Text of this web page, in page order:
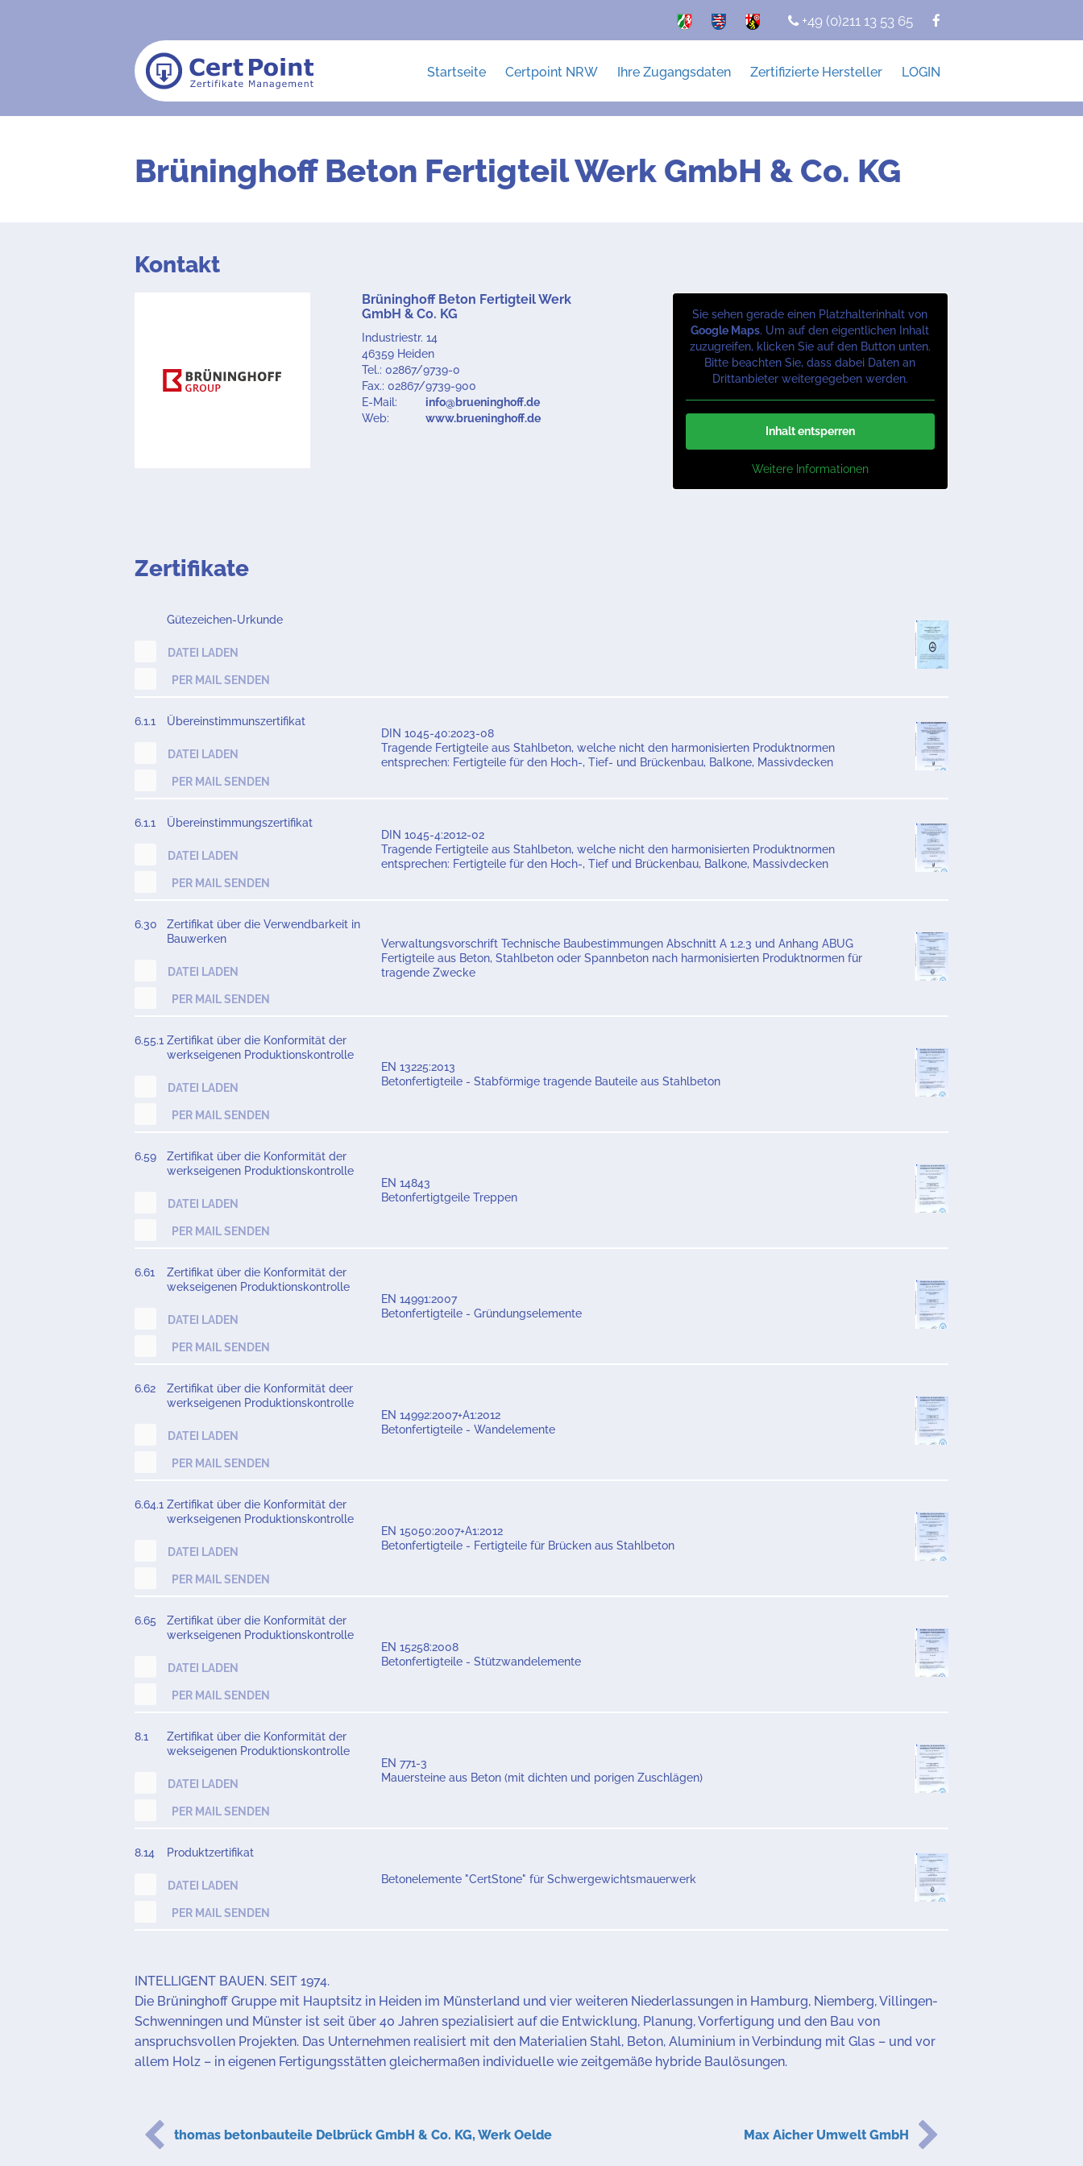
+49 (0)211 13 53 65
Startseite Certpoint NRW Ihre Zugangsdaten Zertifizierte Hersteller LOGIN
Brüninghoff Beton Fertigteil Werk GmbH & Co. KG
Kontakt
Brüninghoff Beton Fertigteil Werk
GmbH & Co. KG
Industriestr. 14
46359 Heiden
Tel.: 02867/9739-0
Fax.: 02867/9739-900
E-Mail:
info@brueninghoff.de
Web:
www.brueninghoff.de
Sie sehen gerade einen Platzhalterinhalt von
Google Maps. Um auf den eigentlichen Inhalt
zuzugreifen, klicken Sie auf den Button unten.
Bitte beachten Sie, dass dabei Daten an
Drittanbieter weitergegeben werden.
Inhalt entsperren
Weitere Informationen
Zertifikate
Gütezeichen-Urkunde
DATEI LADEN
PER MAIL SENDEN
6.1.1 Übereinstimmunszertifikat
DATEI LADEN
PER MAIL SENDEN
DIN 1045-40:2023-08
Tragende Fertigteile aus Stahlbeton, welche nicht den harmonisierten Produktnormen
entsprechen: Fertigteile für den Hoch-, Tief- und Brückenbau, Balkone, Massivdecken
6.1.1 Übereinstimmungszertifikat
DATEI LADEN
PER MAIL SENDEN
DIN 1045-4:2012-02
Tragende Fertigteile aus Stahlbeton, welche nicht den harmonisierten Produktnormen
entsprechen: Fertigteile für den Hoch-, Tief und Brückenbau, Balkone, Massivdecken
6.30
Zertifikat über die Verwendbarkeit in
Bauwerken
DATEI LADEN
PER MAIL SENDEN
Verwaltungsvorschrift Technische Baubestimmungen Abschnitt A 1.2.3 und Anhang ABUG
Fertigteile aus Beton, Stahlbeton oder Spannbeton nach harmonisierten Produktnormen für
tragende Zwecke
6.55.1 Zertifikat über die Konformität der
werkseigenen Produktionskontrolle
DATEI LADEN
PER MAIL SENDEN
EN 13225:2013
Betonfertigteile - Stabförmige tragende Bauteile aus Stahlbeton
6.59
Zertifikat über die Konformität der
werkseigenen Produktionskontrolle
DATEI LADEN
PER MAIL SENDEN
EN 14843
Betonfertigtgeile Treppen
6.61
Zertifikat über die Konformität der
wekseigenen Produktionskontrolle
DATEI LADEN
PER MAIL SENDEN
EN 14991:2007
Betonfertigteile - Gründungselemente
6.62
Zertifikat über die Konformität deer
werkseigenen Produktionskontrolle
DATEI LADEN
PER MAIL SENDEN
EN 14992:2007+A1:2012
Betonfertigteile - Wandelemente
6.64.1 Zertifikat über die Konformität der
werkseigenen Produktionskontrolle
DATEI LADEN
PER MAIL SENDEN
EN 15050:2007+A1:2012
Betonfertigteile - Fertigteile für Brücken aus Stahlbeton
6.65
Zertifikat über die Konformität der
werkseigenen Produktionskontrolle
DATEI LADEN
PER MAIL SENDEN
EN 15258:2008
Betonfertigteile - Stützwandelemente
8.1
Zertifikat über die Konformität der
wekseigenen Produktionskontrolle
DATEI LADEN
PER MAIL SENDEN
EN 771-3
Mauersteine aus Beton (mit dichten und porigen Zuschlägen)
8.14 Produktzertifikat
DATEI LADEN
PER MAIL SENDEN
Betonelemente "CertStone" für Schwergewichtsmauerwerk
INTELLIGENT BAUEN. SEIT 1974.
Die Brüninghoff Gruppe mit Hauptsitz in Heiden im Münsterland und vier weiteren Niederlassungen in Hamburg, Niemberg, Villingen-
Schwenningen und Münster ist seit über 40 Jahren spezialisiert auf die Entwicklung, Planung, Vorfertigung und den Bau von
anspruchsvollen Projekten. Das Unternehmen realisiert mit den Materialien Stahl, Beton, Aluminium in Verbindung mit Glas – und vor
allem Holz – in eigenen Fertigungsstätten gleichermaßen individuelle wie zeitgemäße hybride Baulösungen.
thomas betonbauteile Delbrück GmbH & Co. KG, Werk Oelde Max Aicher Umwelt GmbH